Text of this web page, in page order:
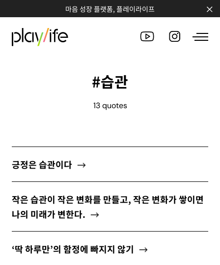
마음 성장 플랫폼, 플레이라이프
PEOPLE
QUOTE
COUNSELING
ABOUT
#습관
13 quotes
긍정은 습관이다
작은 습관이 작은 변화를 만들고, 작은 변화가 쌓이면
나의 미래가 변한다.
‘딱 하루만’의 함정에 빠지지 않기